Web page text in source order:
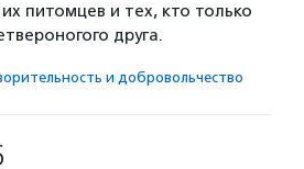
питомцев и тех, кто только
друга.
и доброволь­чест­во